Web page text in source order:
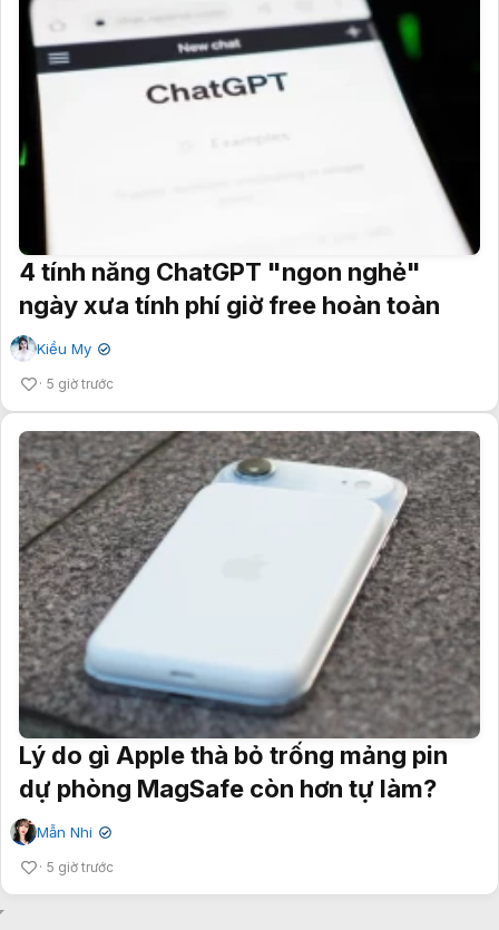
4 tính năng ChatGPT "ngon nghẻ"
ngày xưa tính phí giờ free hoàn toàn
Kiều My ✔
5 giờ trước
Lý do gì Apple thà bỏ trống mảng pin
dự phòng MagSafe còn hơn tự làm?
Mẫn Nhi ✔
5 giờ trước